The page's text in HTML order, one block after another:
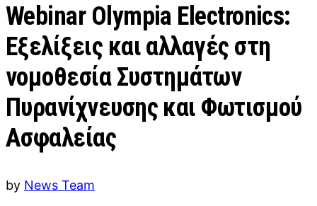
Webinar Olympia Electronics:
Εξελίξεις και αλλαγές στη
νομοθεσία Συστημάτων
Πυρανίχνευσης και Φωτισμού
Ασφαλείας
by News Team